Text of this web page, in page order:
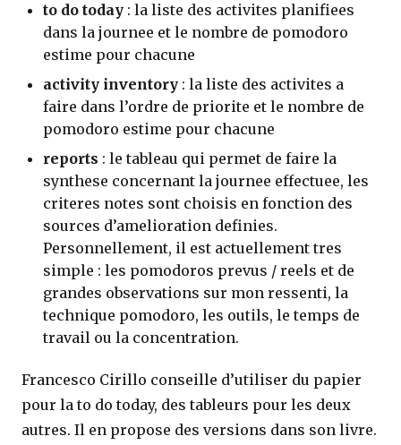
to do today : la liste des activites planifiees
dans la journee et le nombre de pomodoro
estime pour chacune
activity inventory : la liste des activites a
faire dans l’ordre de priorite et le nombre de
pomodoro estime pour chacune
reports : le tableau qui permet de faire la
synthese concernant la journee effectuee, les
criteres notes sont choisis en fonction des
sources d’amelioration definies.
Personnellement, il est actuellement tres
simple : les pomodoros prevus / reels et de
grandes observations sur mon ressenti, la
technique pomodoro, les outils, le temps de
travail ou la concentration.
Francesco Cirillo conseille d’utiliser du papier
pour la to do today, des tableurs pour les deux
autres. Il en propose des versions dans son livre.